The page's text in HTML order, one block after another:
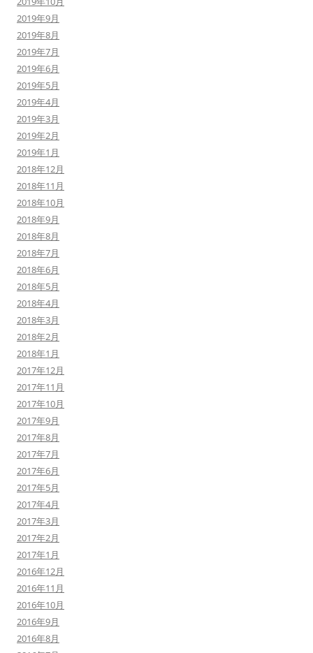
2019年9月
2019年8月
2019年7月
2019年6月
2019年5月
2019年4月
2019年3月
2019年2月
2019年1月
2018年12月
2018年11月
2018年10月
2018年9月
2018年8月
2018年7月
2018年6月
2018年5月
2018年4月
2018年3月
2018年2月
2018年1月
2017年12月
2017年11月
2017年10月
2017年9月
2017年8月
2017年7月
2017年6月
2017年5月
2017年4月
2017年3月
2017年2月
2017年1月
2016年12月
2016年11月
2016年10月
2016年9月
2016年8月